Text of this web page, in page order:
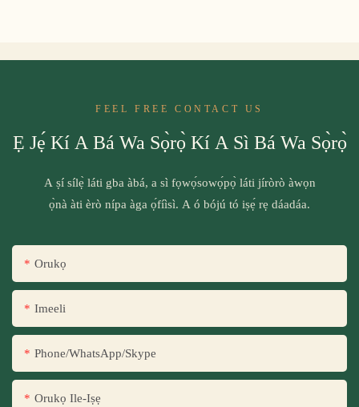
FEEL FREE CONTACT US
Ẹ Jẹ́ Kí A Bá Wa Sọ̀rọ̀ Kí A Sì Bá Wa Sọ̀rọ̀
A ṣí sílẹ̀ láti gba àbá, a sì fọwọ́sowọ́pọ̀ láti jíròrò àwọn
ọ̀nà àti èrò nípa àga ọ́fíìsì. A ó bójú tó iṣẹ́ rẹ dáadáa.
Orukọ
Imeeli
Phone/WhatsApp/Skype
Orukọ Ile-Iṣẹ